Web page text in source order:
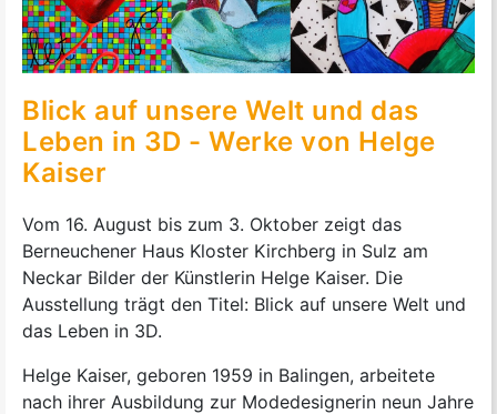
Blick auf unsere Welt und das
Leben in 3D - Werke von Helge
Kaiser
Vom 16. August bis zum 3. Oktober zeigt das
Berneuchener Haus Kloster Kirchberg in Sulz am
Neckar Bilder der Künstlerin Helge Kaiser. Die
Ausstellung trägt den Titel: Blick auf unsere Welt und
das Leben in 3D.
Helge Kaiser, geboren 1959 in Balingen, arbeitete
nach ihrer Ausbildung zur Modedesignerin neun Jahre